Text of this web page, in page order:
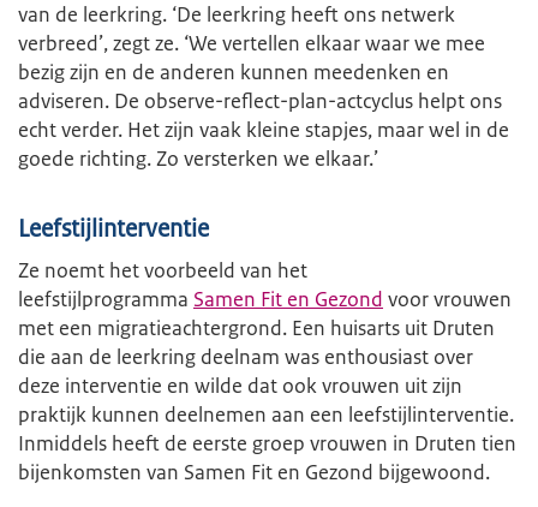
van de leerkring. ‘De leerkring heeft ons netwerk
verbreed’, zegt ze. ‘We vertellen elkaar waar we mee
bezig zijn en de anderen kunnen meedenken en
adviseren. De observe-reflect-plan-actcyclus helpt ons
echt verder. Het zijn vaak kleine stapjes, maar wel in de
goede richting. Zo versterken we elkaar.’
Leefstijlinterventie
Ze noemt het voorbeeld van het
leefstijlprogramma Samen Fit en Gezond voor vrouwen
met een migratieachtergrond. Een huisarts uit Druten
die aan de leerkring deelnam was enthousiast over
deze interventie en wilde dat ook vrouwen uit zijn
praktijk kunnen deelnemen aan een leefstijlinterventie.
Inmiddels heeft de eerste groep vrouwen in Druten tien
bijenkomsten van Samen Fit en Gezond bijgewoond.